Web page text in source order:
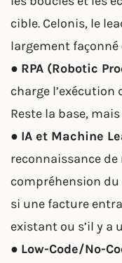
cible. Celonis, le
largement
● RPA (Robotic
charge l’exécution
Reste la base,
● IA et Machine
reconnaissance
compréhension du
si une facture
existant ou s’il y a
● Low-Code/No-